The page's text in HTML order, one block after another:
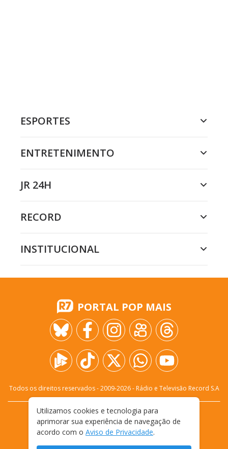
ESPORTES
ENTRETENIMENTO
JR 24H
RECORD
INSTITUCIONAL
PORTAL POP MAIS
Todos os direitos reservados - 2009-2026- Rádio e Televisão Record S.A
FALE CONOSCO
PRIVACIDADE
TERMOS E CONDIÇÕES DE USO
Utilizamos cookies e tecnologia para
aprimorar sua experiência de navegação de
acordo com o Aviso de Privacidade.